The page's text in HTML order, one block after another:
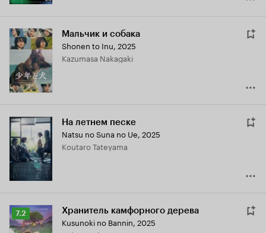
Мальчик и собака
Shonen to Inu, 2025
Kazumasa Nakagaki
На летнем песке
Natsu no Suna no Ue, 2025
Koutaro Tateyama
Рейтинг
Кинопоиска
7.2 Хранитель камфорного дерева
Kusunoki no Bannin, 2025